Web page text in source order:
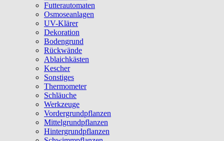
Futterautomaten
Osmoseanlagen
UV-Klärer
Dekoration
Bodengrund
Rückwände
Ablaichkästen
Kescher
Sonstiges
Thermometer
Schläuche
Werkzeuge
Vordergrundpflanzen
Mittelgrundpflanzen
Hintergrundpflanzen